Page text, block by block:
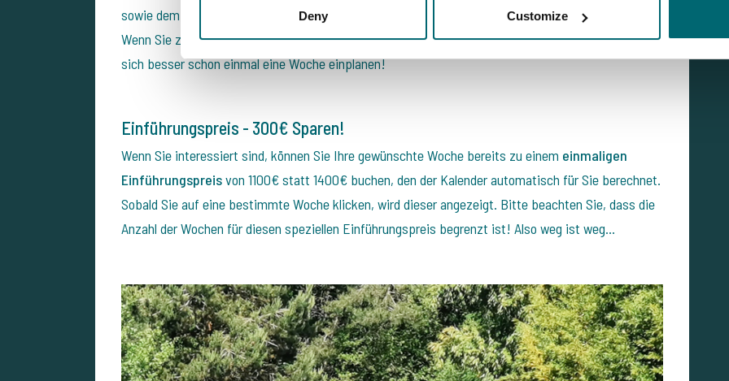
Deny Customize
sowie dem Zufüttern des Managers, kann es nicht lange dauern bis der 30 Grenze gebrochen ist!
Wenn Sie zusammen mit Ihre Kollegen etwas spezielles für das nächste Jahr suchen, sollten Sie
sich besser schon einmal eine Woche einplanen!
Einführungspreis - 300€ Sparen!
Wenn Sie interessiert sind, können Sie Ihre gewünschte Woche bereits zu einem einmaligen
Einführungspreisvon 1100€ statt 1400€ buchen, den der Kalender automatisch für Sie berechnet.
Sobald Sie auf eine bestimmte Woche klicken, wird dieser angezeigt. Bitte beachten Sie, dass die
Anzahl der Wochen für diesen speziellen Einführungspreis begrenzt ist! Also weg ist weg...